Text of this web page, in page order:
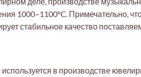
1000–1100°C. Примечательно,
стабильное качество
в производстве